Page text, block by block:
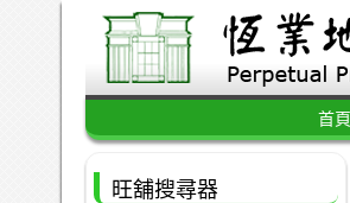
首頁
旺舖搜尋器